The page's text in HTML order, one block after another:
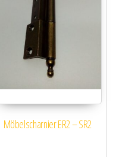
Möbelscharnier ER2 – SR2